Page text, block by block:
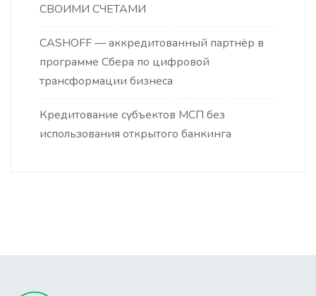
СВОИМИ СЧЕТАМИ
CASHOFF — аккредитованный партнёр в
программе Сбера по цифровой
трансформации бизнеса
Кредитование субъектов МСП без
использования открытого банкинга